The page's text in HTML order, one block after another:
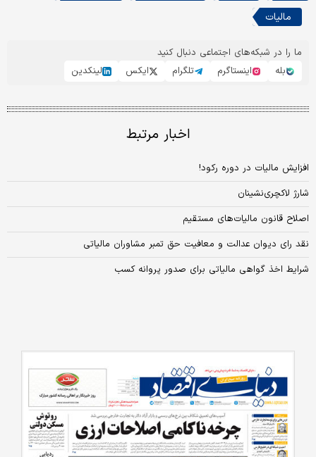
مالیات
ما را در شبکه‌های اجتماعی دنبال کنید
بله
اینستاگرم تلگرام ایکس لینکدین
اخبار مرتبط
افزایش مالیات در دوره رکود!
شارژ لاکچری‌نشینان
اصلاح قانون مالیات‌های مستقیم
نقد رای دیوان عدالت و معافیت حق تمبر مشاوران مالیاتی
شرایط اخذ گواهی مالیاتی برای صدور پروانه کسب